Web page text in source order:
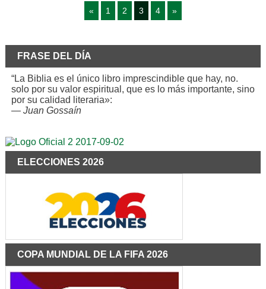
« 1 2 3 4 »
FRASE DEL DÍA
“La Biblia es el único libro imprescindible que hay, no.
solo por su valor espiritual, que es lo más importante, sino
por su calidad literaria»:
— Juan Gossaín
ELECCIONES 2026
COPA MUNDIAL DE LA FIFA 2026